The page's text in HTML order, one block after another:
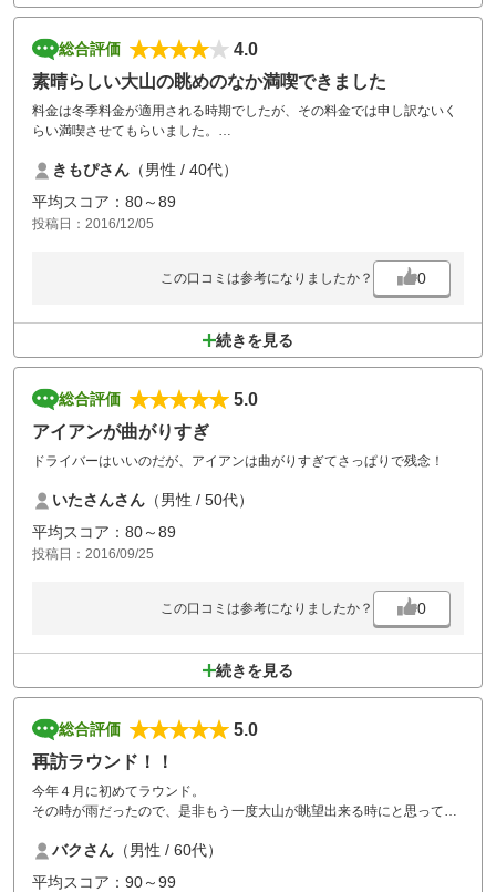
総合評価
4.0
素晴らしい大山の眺めのなか満喫できました
料金は冬季料金が適用される時期でしたが、その料金では申し訳ないく
らい満喫させてもらいました。
いです。
きもぴさん （男性 / 40代）
平均スコア：80～89
投稿日：2016/12/05
この口コミは参考になりましたか？ 0
続きを見る
総合評価
5.0
アイアンが曲がりすぎ
ドライバーはいいのだが、アイアンは曲がりすぎてさっぱりで残念！
いたさんさん （男性 / 50代）
平均スコア：80～89
投稿日：2016/09/25
この口コミは参考になりましたか？ 0
続きを見る
総合評価
5.0
再訪ラウンド！！
今年４月に初めてラウンド。
その時が雨だったので、是非もう一度大山が眺望出来る時にと思ってま
今回は天気も最高。
好みのタイプのコース、楽しかったです。
バクさん （男性 / 60代）
平均スコア：90～99